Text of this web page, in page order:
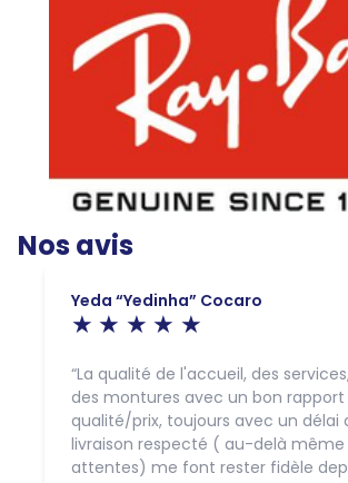
Nos avis
Yeda “Yedinha” Cocaro
La qualité de l'accueil, des
des montures avec un bon rapport
qualité/prix, toujours avec un délai
livraison respecté ( au-delà même
attentes) me font rester fidèle